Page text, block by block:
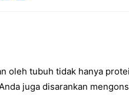
oleh tubuh tidak hanya
juga disarankan